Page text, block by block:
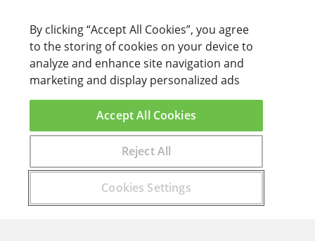
Encuentra aquí el curso que buscas
By clicking “Accept All Cookies”, you agree
to the storing of cookies on your device to
analyze and enhance site navigation and
marketing and display personalized ads
Cookies Settings
Reject All
Accept All Cookies